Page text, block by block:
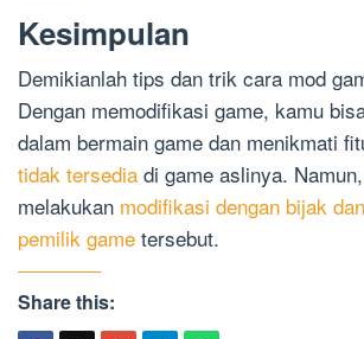
Kesimpulan
Demikianlah tips dan trik cara mod
Dengan memodifikasi game, kamu
dalam bermain game dan menikmati
tidak tersedia di game aslinya.
melakukan modifikasi dengan bijak
pemilik game tersebut.
Share this: